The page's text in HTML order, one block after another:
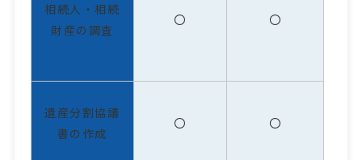
相続人・相続
財産の調査
〇 〇
遺産分割協議
書の作成
〇 〇